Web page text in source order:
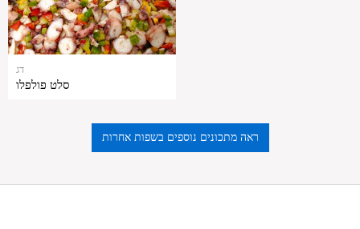
דג
סלט פולפלו
ראה מתכונים נוספים בשפות אחרות